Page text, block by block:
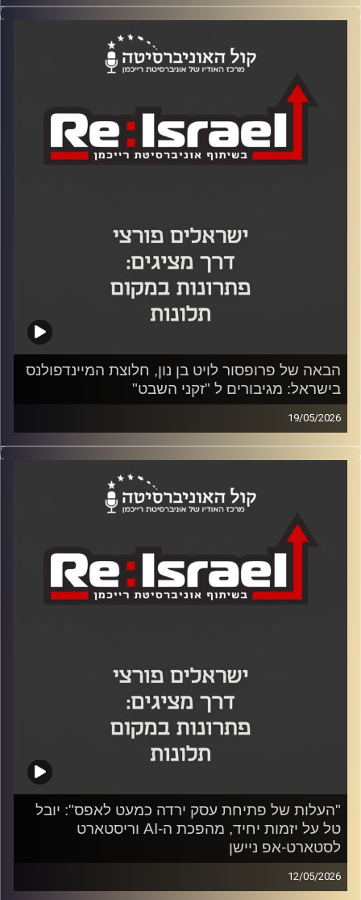
וכלכליסט, ד"ר יוסי מערבי והסטודנטית רוני גורן פוגשים את
מעורב בבניית חברות ואקזיטים של מיליארדים. חורי מזהה את
הפוסט-טראומה כאחד האתגרים הלאומיים, החברתיים
להחיל עליה חשיבה יזמית: לא רק תרומות, חמלה ופילנתרופיה,
אלא בניית תשתית ארוכת טווח של שיקום, תעסוקה ומשמעות.
בפרק הוא מציג מודל למעבר מתלות בפילנתרופיה לכלכלה
הבאה של פרופסור לויט בן נון, חלוצת המיינדפולנס
בישראל: מגיבורים ל "זקני השבט"
19/05/2026
בפרק זה של פודקאסט Re:Israel אוניברסיטת רייכמן
וכלכליסט, ד"ר יוסי מערבי והסטודנטית גליה סמסון מארחים את
חוקרת המוח פרופ' נאוה לויט בן נון לשיחה על המשבר
הקוגניטיבי של ישראל.
פרופסור לויט בן נון טוענת שאנו מנסים לפתור בעיות מורכבות
עם דפוסי חשיבה מיושנים, ומציעה שדרוג למערכת ההפעלה
הלאומית שלנו: הצמחת מנהיגות של "זקני שבט". היא מתארת
אנשים בעלי תודעת חוכמה המסוגלים להכיל מורכבות ולגשר
לשינוי שצומחת דווקא מהדור הצעיר שחווה את טראומת
"העלות של פתיחת עסק ירדה כמעט לאפס": יובל
טל על יזמות יחיד, מהפכת ה-AI וריסטארט
לסטארט-אפ ניישן
12/05/2026